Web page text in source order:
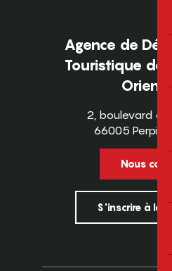
Agence de
Touristique
2, boulevard
66005
Nous
S'inscrire à la